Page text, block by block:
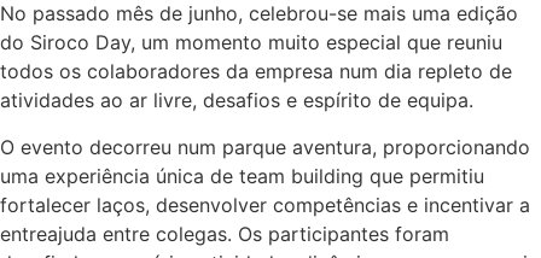
No passado mês de junho, celebrou-se mais uma edição
do Siroco Day, um momento muito especial que reuniu
todos os colaboradores da empresa num dia repleto de
atividades ao ar livre, desafios e espírito de equipa.
O evento decorreu num parque aventura, proporcionando
uma experiência única de team building que permitiu
fortalecer laços, desenvolver competências e incentivar a
entreajuda entre colegas. Os participantes foram